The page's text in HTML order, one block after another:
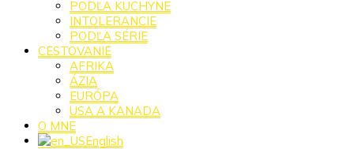
PODĽA KUCHYNE
INTOLERANCIE
PODĽA SÉRIE
CESTOVANIE
AFRIKA
ÁZIA
EURÓPA
USA A KANADA
O MNE
English